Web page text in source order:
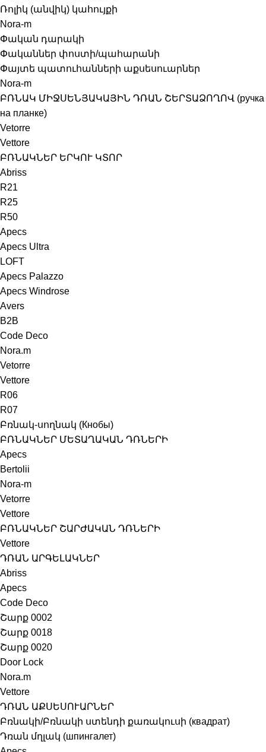
Ռոլիկ (անվիկ) կահույքի
Nora-m
Փական դարակի
Փականներ փոստի/պահարանի
Փայտե պատուհանների աքսեսուարներ
Nora-m
ԲՌՆԱԿ ՄԻՋՍԵՆՅԱԿԱՅԻՆ ԴՌԱՆ ՇԵՐՏԱՁՈՂՈՎ (ручка
на планке)
Vetorre
Vettore
ԲՌՆԱԿՆԵՐ ԵՐԿՈՒ ԿՏՈՐ
Abriss
R21
R25
R50
Apecs
Apecs Ultra
LOFT
Apecs Palazzo
Apecs Windrose
Avers
B2B
Code Deco
Nora.m
Vetorre
Vettore
R06
R07
Բռնակ-սողնակ (Кнобы)
ԲՌՆԱԿՆԵՐ ՄԵՏԱՂԱԿԱՆ ԴՌՆԵՐԻ
Apecs
Bertolii
Nora-m
Vetorre
Vettore
ԲՌՆԱԿՆԵՐ ՇԱՐԺԱԿԱՆ ԴՌՆԵՐԻ
Vettore
ԴՌԱՆ ԱՐԳԵԼԱԿՆԵՐ
Abriss
Apecs
Code Deco
Շարք 0002
Շարք 0018
Շարք 0020
Door Lock
Nora.m
Vettore
ԴՌԱՆ ԱՔՍԵՍՈՒԱՐՆԵՐ
Բռնակի/Բռնակի ստենդի քառակուսի (квадрат)
Դռան մղլակ (шпингалет)